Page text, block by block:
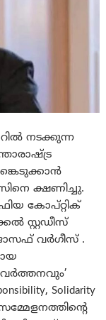
നടക്കുന്ന
ക്ഷണിച്ചു.
കോപ്റ്റിക്
സ്റ്റഡീസ്
വർഗീസ് .
Solidarity